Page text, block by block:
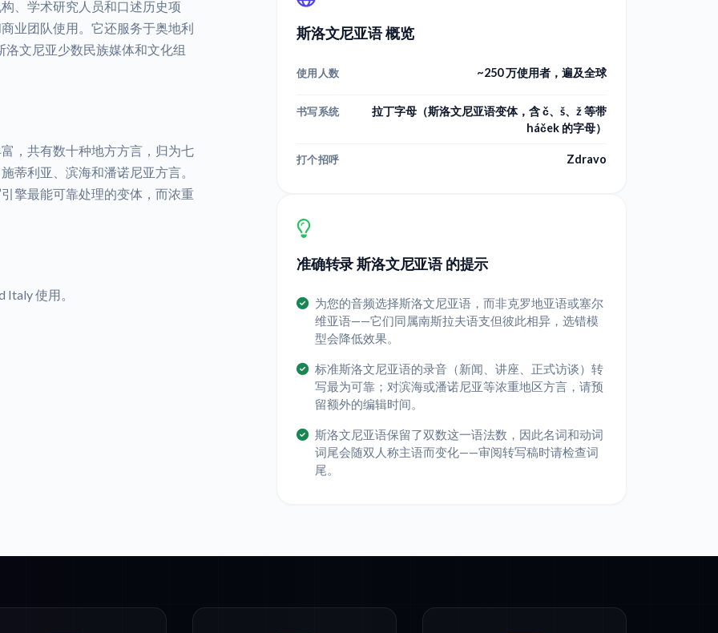
、学术研究人员和口述历史项
业团队使用。它还服务于奥地利
文尼亚少数民族媒体和文化组
，共有数十种地方方言，归为七
蒂利亚、滨海和潘诺尼亚方言。
擎最能可靠处理的变体，而浓重
Italy 使用。
斯洛文尼亚语 概览
使用人数 ~250 万使用者，遍及全球
书写系统
拉丁字母（斯洛文尼亚语变体，含 č、š、ž 等带
háček 的字母）
打个招呼 Zdravo
准确转录 斯洛文尼亚语 的提示
为您的音频选择斯洛文尼亚语，而非克罗地亚语或塞尔
维亚语——它们同属南斯拉夫语支但彼此相异，选错模
型会降低效果。
标准斯洛文尼亚语的录音（新闻、讲座、正式访谈）转
写最为可靠；对滨海或潘诺尼亚等浓重地区方言，请预
留额外的编辑时间。
斯洛文尼亚语保留了双数这一语法数，因此名词和动词
词尾会随双人称主语而变化——审阅转写稿时请检查词
尾。